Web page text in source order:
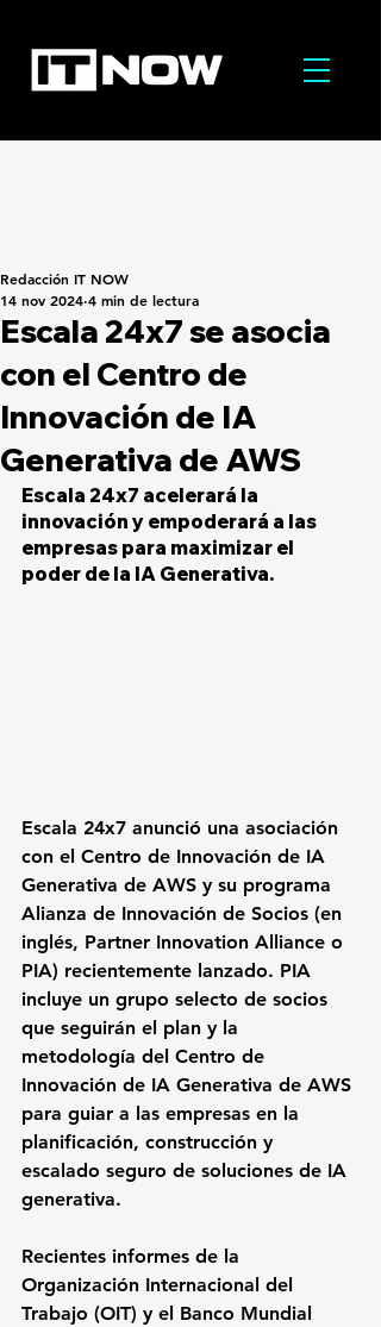
Escala 24x7 se asocia
con el Centro de
Innovación de IA
Generativa de AWS
Redacción IT NOW
14 nov 2024 4 min de lectura
Escala 24x7 acelerará la
innovación y empoderará a las
empresas para maximizar el
poder de la IA Generativa.
Escala 24x7 anunció una asociación
con el Centro de Innovación de IA
Generativa de AWS y su programa
Alianza de Innovación de Socios (en
inglés, Partner Innovation Alliance o
PIA) recientemente lanzado. PIA
incluye un grupo selecto de socios
que seguirán el plan y la
metodología del Centro de
Innovación de IA Generativa de AWS
para guiar a las empresas en la
planificación, construcción y
escalado seguro de soluciones de IA
generativa.
Recientes informes de la
Organización Internacional del
Trabajo (OIT) y el Banco Mundial